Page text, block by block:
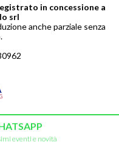
eventi e novità
in concessione a
srl
anche parziale senza